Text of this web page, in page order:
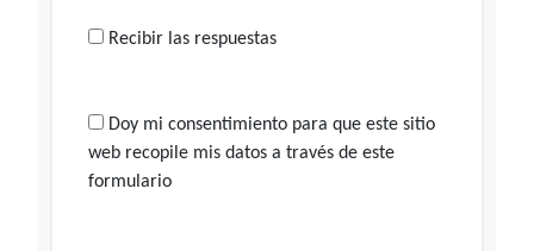
Recibir las respuestas
Doy mi consentimiento para que este sitio
web recopile mis datos a través de este
formulario